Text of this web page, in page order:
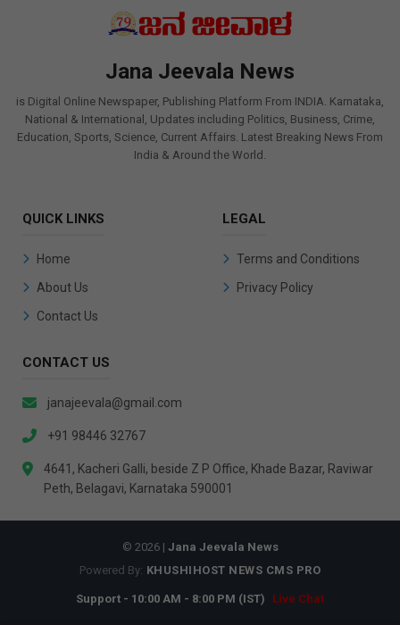
Jana Jeevala News
is Digital Online Newspaper, Publishing Platform From INDIA. Karnataka,
National & International, Updates including Politics, Business, Crime,
Education, Sports, Science, Current Affairs. Latest Breaking News From
India & Around the World.
QUICK LINKS
Home
About Us
Contact Us
LEGAL
Terms and Conditions
Privacy Policy
CONTACT US
janajeevala@gmail.com
+91 98446 32767
4641, Kacheri Galli, beside Z P Office, Khade Bazar, Raviwar
Peth, Belagavi, Karnataka 590001
© 2026 | Jana Jeevala News
Powered By: KHUSHIHOST NEWS CMS PRO
Support - 10:00 AM - 8:00 PM (IST) Live Chat